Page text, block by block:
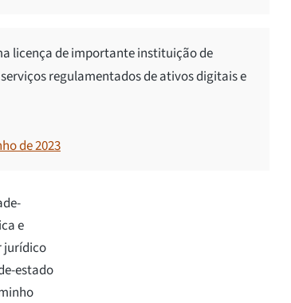
licença de importante instituição de
regulamentados de ativos digitais e
de 2023
e
jurídico
estado